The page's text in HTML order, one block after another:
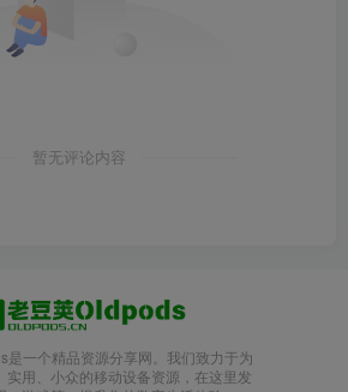
暂无评论内容
是一个精品资源分享网。我们致力于为
实用、小众的移动设备资源，在这里发